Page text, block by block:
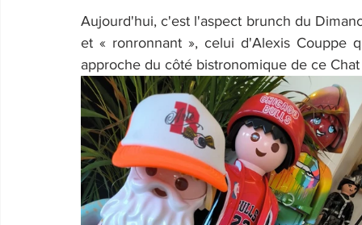
Aujourd'hui, c'est l'aspect brunch du
et « ronronnant », celui d'Alexis
approche du côté bistronomique de ce